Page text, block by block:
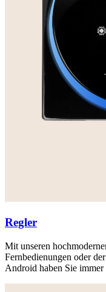
Regler
Mit unseren
Fernbedienungen oder
Android haben Sie